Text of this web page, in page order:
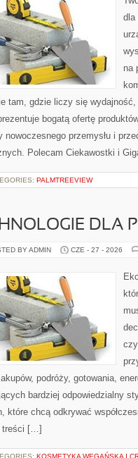
dla
na
tam, gdzie liczy się
bogatą ofertę
nowoczesnego przemysłu i
Polecam Ciekawostki i
PALMTREEVIEW
DLA
BY ADMIN CZE - 27 - 2026
podróży, gotowania,
bardziej odpowiedzialny
które chcą odkrywać
treści […]
KOSMETYKA WEGAŃSKA I